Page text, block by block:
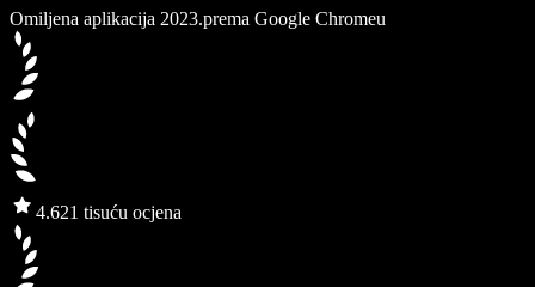
Omiljena aplikacija 2023.prema Google Chromeu
4.621 tisuću ocjena